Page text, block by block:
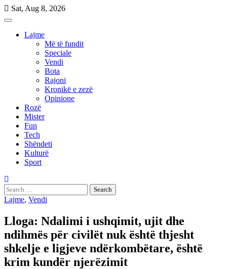
Skip
to
Sat, Aug 8, 2026
Lajme
Më të fundit
Speciale
Vendi
Bota
Rajoni
Kronikë e zezë
Opinione
Rozë
Mister
Fun
Tech
Shëndeti
Kulturë
Sport
Search
for:
Lajme, Vendi
Lloga: Ndalimi i ushqimit, ujit dhe
ndihmës për civilët nuk është thjesht
shkelje e ligjeve ndërkombëtare, është
krim kundër njerëzimit